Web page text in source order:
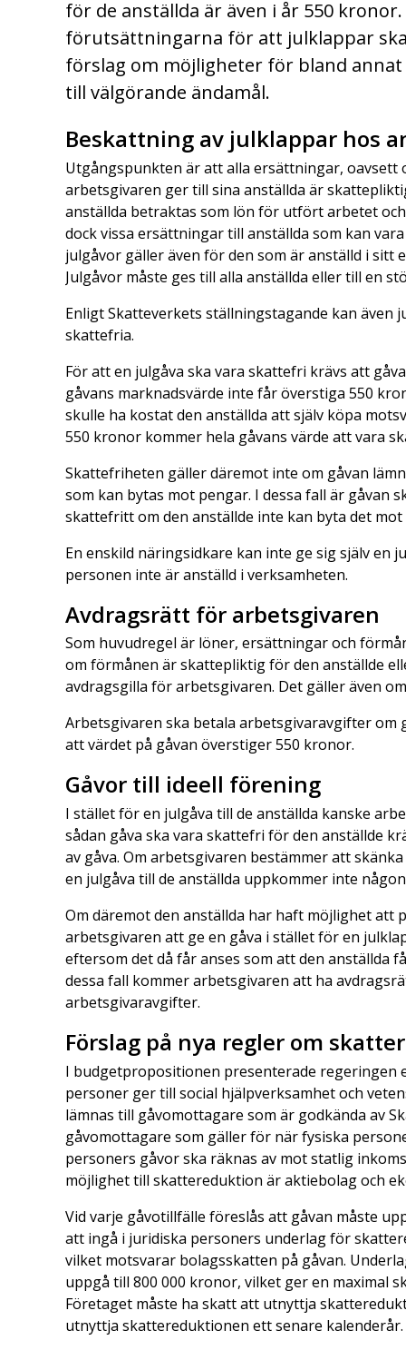
för de anställda är även i år 550
förutsättningarna för att julklappar
förslag om möjligheter för bland
till välgörande ändamål.
Beskattning av julklappar hos
Utgångspunkten är att alla ersättningar,
arbetsgivaren ger till sina anställda är
anställda betraktas som lön för utfört arbetet
dock vissa ersättningar till anställda som kan
julgåvor gäller även för den som är anställd i sitt
Julgåvor måste ges till alla anställda eller till en
Enligt Skatteverkets ställningstagande kan
skattefria.
För att en julgåva ska vara skattefri krävs att
gåvans marknadsvärde inte får överstiga 550
skulle ha kostat den anställda att själv köpa
550 kronor kommer hela gåvans värde att vara
Skattefriheten gäller däremot inte om gåvan
som kan bytas mot pengar. I dessa fall är gåvan
skattefritt om den anställde inte kan byta det mot
En enskild näringsidkare kan inte ge sig själv en
personen inte är anställd i verksamheten.
Avdragsrätt för arbetsgivaren
Som huvudregel är löner, ersättningar och
om förmånen är skattepliktig för den anställde
avdragsgilla för arbetsgivaren. Det gäller även
Arbetsgivaren ska betala arbetsgivaravgifter
att värdet på gåvan överstiger 550 kronor.
Gåvor till ideell förening
I stället för en julgåva till de anställda kanske
sådan gåva ska vara skattefri för den anställde
av gåva. Om arbetsgivaren bestämmer att
en julgåva till de anställda uppkommer inte
Om däremot den anställda har haft möjlighet att
arbetsgivaren att ge en gåva i stället för en
eftersom det då får anses som att den anställda
dessa fall kommer arbetsgivaren att ha
arbetsgivaravgifter.
Förslag på nya regler om
I budgetpropositionen presenterade
personer ger till social hjälpverksamhet och
lämnas till gåvomottagare som är godkända av
gåvomottagare som gäller för när fysiska
personers gåvor ska räknas av mot statlig
möjlighet till skattereduktion är aktiebolag och
Vid varje gåvotillfälle föreslås att gåvan måste
att ingå i juridiska personers underlag för
vilket motsvarar bolagsskatten på gåvan.
uppgå till 800 000 kronor, vilket ger en maximal
Företaget måste ha skatt att utnyttja
utnyttja skattereduktionen ett senare kalenderår.